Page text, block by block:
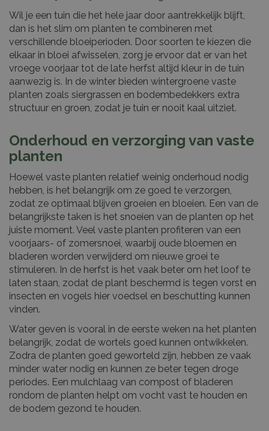
Wil je een tuin die het hele jaar door aantrekkelijk blijft,
dan is het slim om planten te combineren met
verschillende bloeiperioden. Door soorten te kiezen die
elkaar in bloei afwisselen, zorg je ervoor dat er van het
vroege voorjaar tot de late herfst altijd kleur in de tuin
aanwezig is. In de winter bieden wintergroene vaste
planten zoals siergrassen en bodembedekkers extra
structuur en groen, zodat je tuin er nooit kaal uitziet.
Onderhoud en verzorging van vaste
planten
Hoewel vaste planten relatief weinig onderhoud nodig
hebben, is het belangrijk om ze goed te verzorgen,
zodat ze optimaal blijven groeien en bloeien. Een van de
belangrijkste taken is het snoeien van de planten op het
juiste moment. Veel vaste planten profiteren van een
voorjaars- of zomersnoei, waarbij oude bloemen en
bladeren worden verwijderd om nieuwe groei te
stimuleren. In de herfst is het vaak beter om het loof te
laten staan, zodat de plant beschermd is tegen vorst en
insecten en vogels hier voedsel en beschutting kunnen
vinden.
Water geven is vooral in de eerste weken na het planten
belangrijk, zodat de wortels goed kunnen ontwikkelen.
Zodra de planten goed geworteld zijn, hebben ze vaak
minder water nodig en kunnen ze beter tegen droge
periodes. Een mulchlaag van compost of bladeren
rondom de planten helpt om vocht vast te houden en
de bodem gezond te houden.